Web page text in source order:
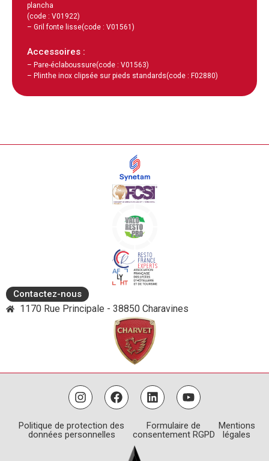
plancha
(code : V01922)
– Gril fonte lisse(code : V01561)
Accessoires :
– Pare-éclaboussure(code : V01563)
– Plinthe inox clipsée sur pieds standards(code : F02880)
Contactez-nous
1170 Rue Principale - 38850 Charavines
Politique de protection des
données personnelles
Formulaire de
consentement RGPD
Mentions
légales